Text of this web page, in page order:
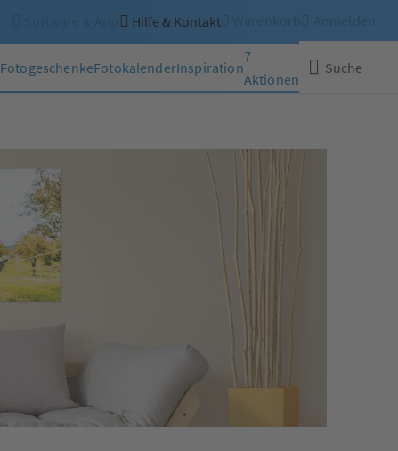
Hilfe & Kontakt
FotogeschenkeFotokalenderInspiration
7
Aktionen
Suche